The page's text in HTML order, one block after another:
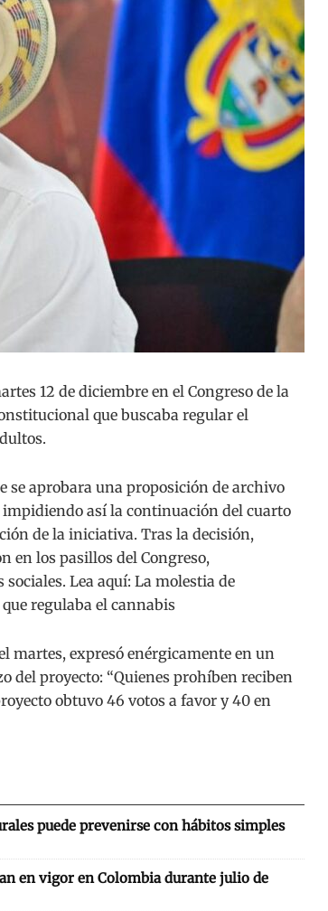
12 de diciembre en el Congreso de la
que buscaba regular el
se aprobara una proposición de archivo
así la continuación del cuarto
de la iniciativa. Tras la decisión,
en los pasillos del Congreso,
Lea aquí: La molestia de
regulaba el cannabis
martes, expresó enérgicamente en un
del proyecto: “Quienes prohíben reciben
obtuvo 46 votos a favor y 40 en
puede prevenirse con hábitos simples
en vigor en Colombia durante julio de